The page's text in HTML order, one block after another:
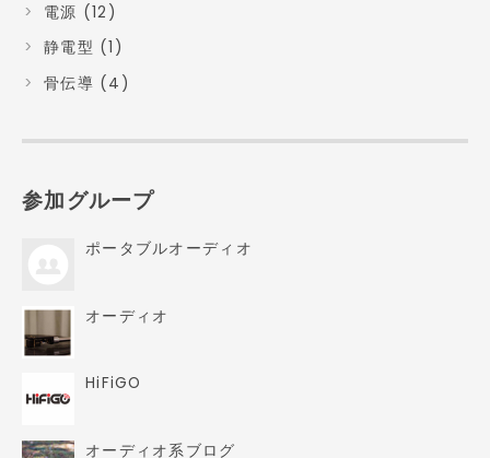
電源 (12)
静電型 (1)
骨伝導 (4)
参加グループ
ポータブルオーディオ
オーディオ
HiFiGO
オーディオ系ブログ